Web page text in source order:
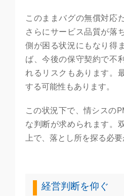
このままバグの無償対応
さらにサービス品質が落
側が困る状況にもなり得
ば、今後の保守契約で不
れるリスクもあります。
する可能性もあります。
この状況下で、情シスの
な判断が求められます。
上で、落とし所を探る必要
経営判断を仰ぐ